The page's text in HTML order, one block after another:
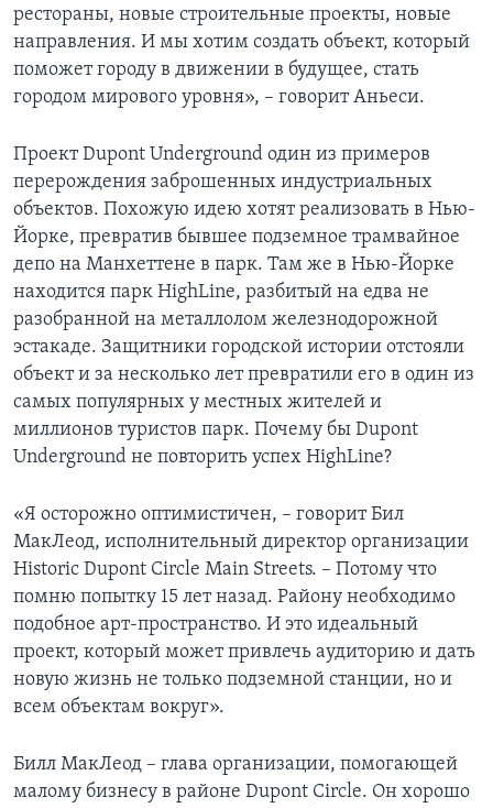
рестораны, новые строительные проекты, новые
направления. И мы хотим создать объект, который
поможет городу в движении в будущее, стать
городом мирового уровня», – говорит Аньеси.
Проект Dupont Underground один из примеров
перерождения заброшенных индустриальных
объектов. Похожую идею хотят реализовать в Нью-
Йорке, превратив бывшее подземное трамвайное
депо на Манхеттене в парк. Там же в Нью-Йорке
находится парк HighLine, разбитый на едва не
разобранной на металлолом железнодорожной
эстакаде. Защитники городской истории отстояли
объект и за несколько лет превратили его в один из
самых популярных у местных жителей и
миллионов туристов парк. Почему бы Dupont
Underground не повторить успех HighLine?
«Я осторожно оптимистичен, – говорит Бил
МакЛеод, исполнительный директор организации
Historic Dupont Circle Main Streets. – Потому что
помню попытку 15 лет назад. Району необходимо
подобное арт-пространство. И это идеальный
проект, который может привлечь аудиторию и дать
новую жизнь не только подземной станции, но и
всем объектам вокруг».
Билл МакЛеод – глава организации, помогающей
малому бизнесу в районе Dupont Circle. Он хорошо